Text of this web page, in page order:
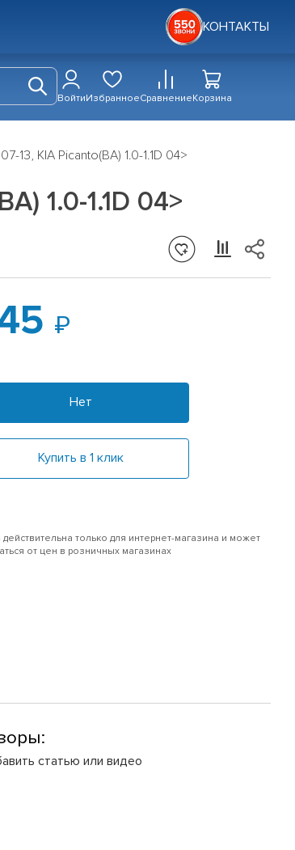
КОНТАКТЫ
ВойтиИзбранноеСравнениеКорзина
13, KIA Picanto(BA) 1.0-1.1D 04>
1.0-1.1D 04>
Нет
Купить в 1 клик
только для интернет-магазина и может
от цен в розничных магазинах
статью или видео